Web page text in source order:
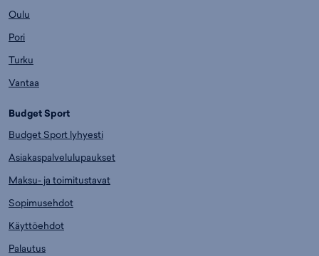
Oulu
Pori
Turku
Vantaa
Budget Sport
Budget Sport lyhyesti
Asiakaspalvelulupaukset
Maksu- ja toimitustavat
Sopimusehdot
Käyttöehdot
Palautus